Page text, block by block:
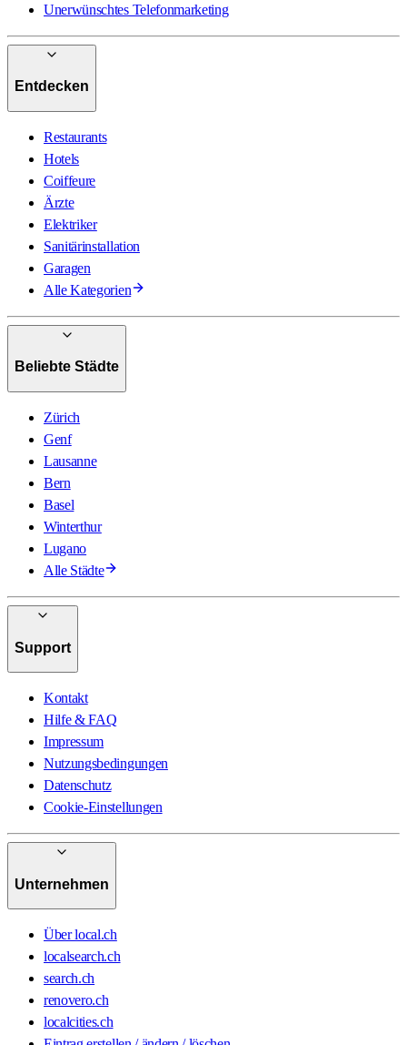
Unerwünschtes Telefonmarketing
Entdecken
Restaurants
Hotels
Coiffeure
Ärzte
Elektriker
Sanitärinstallation
Garagen
Alle Kategorien
Beliebte Städte
Zürich
Genf
Lausanne
Bern
Basel
Winterthur
Lugano
Alle Städte
Support
Kontakt
Hilfe & FAQ
Impressum
Nutzungsbedingungen
Datenschutz
Cookie-Einstellungen
Unternehmen
Über local.ch
localsearch.ch
search.ch
renovero.ch
localcities.ch